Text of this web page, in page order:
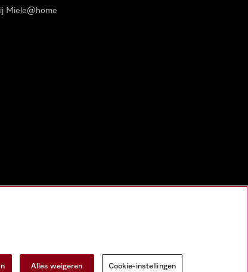
Miele@home
Alles weigeren Cookie-instellingen